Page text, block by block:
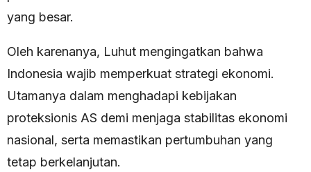
yang besar.
Oleh karenanya, Luhut mengingatkan bahwa
Indonesia wajib memperkuat strategi ekonomi.
Utamanya dalam menghadapi kebijakan
proteksionis AS demi menjaga stabilitas ekonomi
nasional, serta memastikan pertumbuhan yang
tetap berkelanjutan.